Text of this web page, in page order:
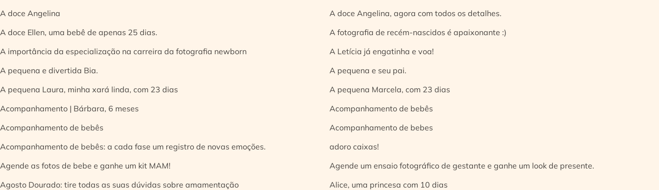
A doce Angelina
A doce Angelina, agora com todos os detalhes.
A doce Ellen, uma bebê de apenas 25 dias.
A fotografia de recém-nascidos é apaixonante :)
A importância da especialização na carreira da fotografia newborn
A Letícia já engatinha e voa!
A pequena e divertida Bia.
A pequena e seu pai.
A pequena Laura, minha xará linda, com 23 dias
A pequena Marcela, com 23 dias
Acompanhamento | Bárbara, 6 meses
Acompanhamento de bebês
Acompanhamento de bebês
Acompanhamento de bebes
Acompanhamento de bebês: a cada fase um registro de novas emoções.
adoro caixas!
Agende as fotos de bebe e ganhe um kit MAM!
Agende um ensaio fotográfico de gestante e ganhe um look de presente.
Agosto Dourado: tire todas as suas dúvidas sobre amamentação
Alice, uma princesa com 10 dias